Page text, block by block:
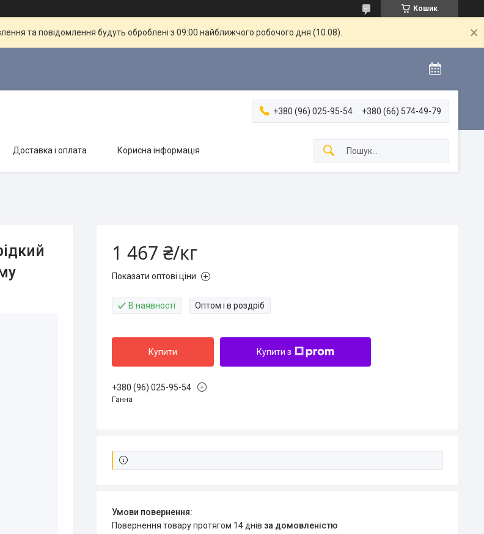
Кошик
та повідомлення будуть оброблені з 09:00 найближчого робочого дня (10.08).
+380 (96) 025-95-54 +380 (66) 574-49-79
Доставка і оплата Корисна інформація
1 467 ₴/кг
Показати оптові ціни
В наявності Оптом і в роздріб
Купити Купити з
+380 (96) 025-95-54
Ганна
повернення товару протягом 14 днів за домовленістю